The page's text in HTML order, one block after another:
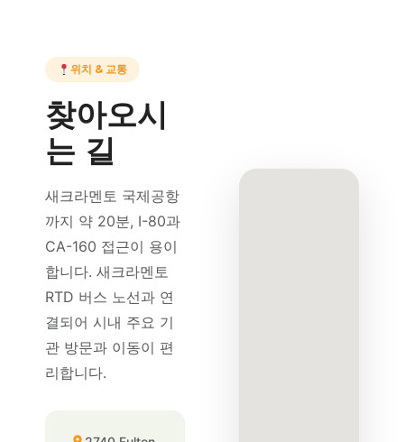
위치 & 교통
찾아오시
는 길
새크라멘토 국제공항
까지 약 20분, I-80과
CA-160 접근이 용이
합니다. 새크라멘토
RTD 버스 노선과 연
결되어 시내 주요 기
관 방문과 이동이 편
리합니다.